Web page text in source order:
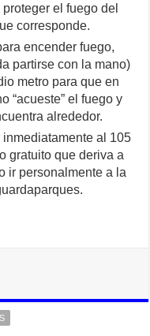
el fuego del
corresponde.
encender fuego,
partirse con la mano)
metro para que en
“acueste” el fuego y
alrededor.
al 105
gratuito que deriva a
ir personalmente a la